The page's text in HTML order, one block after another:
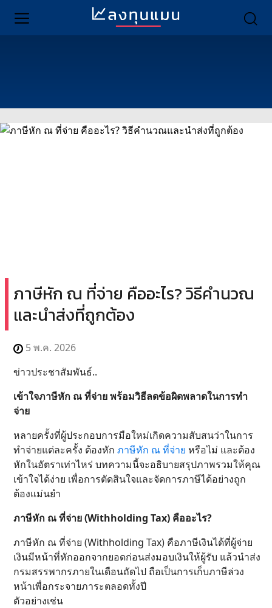
ภาษีหัก ณ ที่จ่าย คืออะไร? วิธีคำนวณ
และนำส่งที่ถูกต้อง
5 พ.ค. 2026
ข่าวประชาสัมพันธ์..
เข้าใจภาษีหัก ณ ที่จ่าย พร้อมวิธีลดข้อผิดพลาดในการทำ
จ่าย
หลายครั้งที่ผู้ประกอบการมือใหม่เกิดความสับสนว่าในการ
ทำจ่ายแต่ละครั้ง ต้องหัก ภาษีหัก ณ ที่จ่าย หรือไม่ และต้อง
หักในอัตราเท่าไหร่ บทความนี้จะอธิบายสรุปภาพรวมให้คุณ
เข้าใจได้ง่าย เพื่อการตัดสินใจและจัดการภาษีได้อย่างถูก
ต้องแม่นยำ
ภาษีหัก ณ ที่จ่าย (Withholding Tax) คืออะไร?
ภาษีหัก ณ ที่จ่าย (Withholding Tax) คือภาษีเงินได้ที่ผู้จ่าย
เงินมีหน้าที่หักออกจากยอดก่อนส่งมอบเงินให้ผู้รับ แล้วนำส่ง
กรมสรรพากรภายในเดือนถัดไป ถือเป็นการเก็บภาษีล่วง
หน้าเพื่อกระจายภาระตลอดทั้งปี
ตัวอย่างเช่น